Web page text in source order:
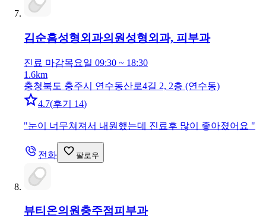
김순흠성형외과의원 성형외과, 피부과
진료 마감목요일 09:30 ~ 18:30
1.6km
충청북도 충주시 연수동산로4길 2, 2층 (연수동)
4.7(후기 14)
"눈이 너무쳐져서 내원했는데 진료후 많이 좋아졌어요 "
전화 팔로우
뷰티온의원충주점피부과